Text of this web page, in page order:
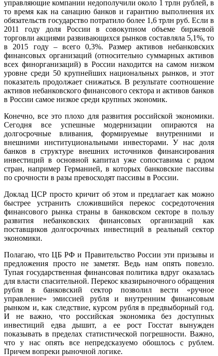
управляющие компании недополучили около 1 трлн рублей, в
то время как на санацию банков и гарантию выполнения их
обязательств государство потратило более 1,6 трлн руб. Если в
2011 году доля России в совокупном объеме биржевой
торговли акциями развивающихся рынков составляла 5,1%, то
в 2015 году – всего 0,3%. Размер активов небанковских
финансовых организаций (относительно суммарных активов
всех финорганизаций) в России находится на самом низком
уровне среди 50 крупнейших национальных рынков, и этот
показатель продолжает снижаться. В результате соотношение
активов небанковского финансового сектора и активов банков
в России самое низкое среди крупных экономик.
Конечно, все это плохо для развития российской экономики.
Сегодня все успешные модернизации опираются на
долгосрочные вливания, формируемые внутренними и
внешними институциональными инвесторами. У нас доля
банков в структуре внешних источников финансирования
инвестиций в основной капитал уже сопоставима с рядом
стран, например Германией, в которых банковские пассивы
по срочности в разы превосходят пассивы в России.
Доклад ЦСР просто кричит об этом и предлагает как можно
быстрее устранить сложившийся перекос сосредоточения
финансового рынка страны в банковском секторе в пользу
развития небанковских финансовых организаций как
поставщиков долгосрочных инвестиций в реальный сектор
экономики.
Полагаю, что ЦБ РФ и Правительство России эти призывы и
предложения просто не заметят. Ведь нам опять повезло.
Тупая государственная финансовая политика вдруг оказалась
для власти спасительной. Перекос квазирыночного обращения
рубля в банковский сектор позволил вести «ручное
управление» эмиссией руб­ля и внутренним финансовым
рынком и, как следствие, курсом рубля в предвыборный год.
И не важно, что российская экономика без доступных
инвестиций едва дышит, а ее рост Госстат вынужден
показывать в пределах статистической погрешности. Важно,
что у нас опять все непредсказуемо обошлось с рублем.
Причем вопреки рыночной логике.